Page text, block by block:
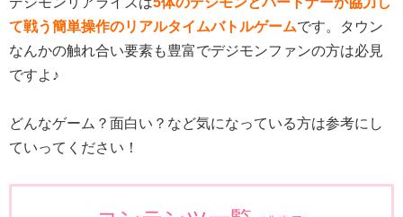
て戦う簡単操作のリアルタイムバトルゲームです。タウン
なんかの触れ合い要素も豊富でデジモンファンの方は必見
ですよ♪
どんなゲーム？面白い？など気になっている方は参考にし
ていってください！